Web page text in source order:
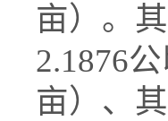
亩）。
2.1876
亩）、